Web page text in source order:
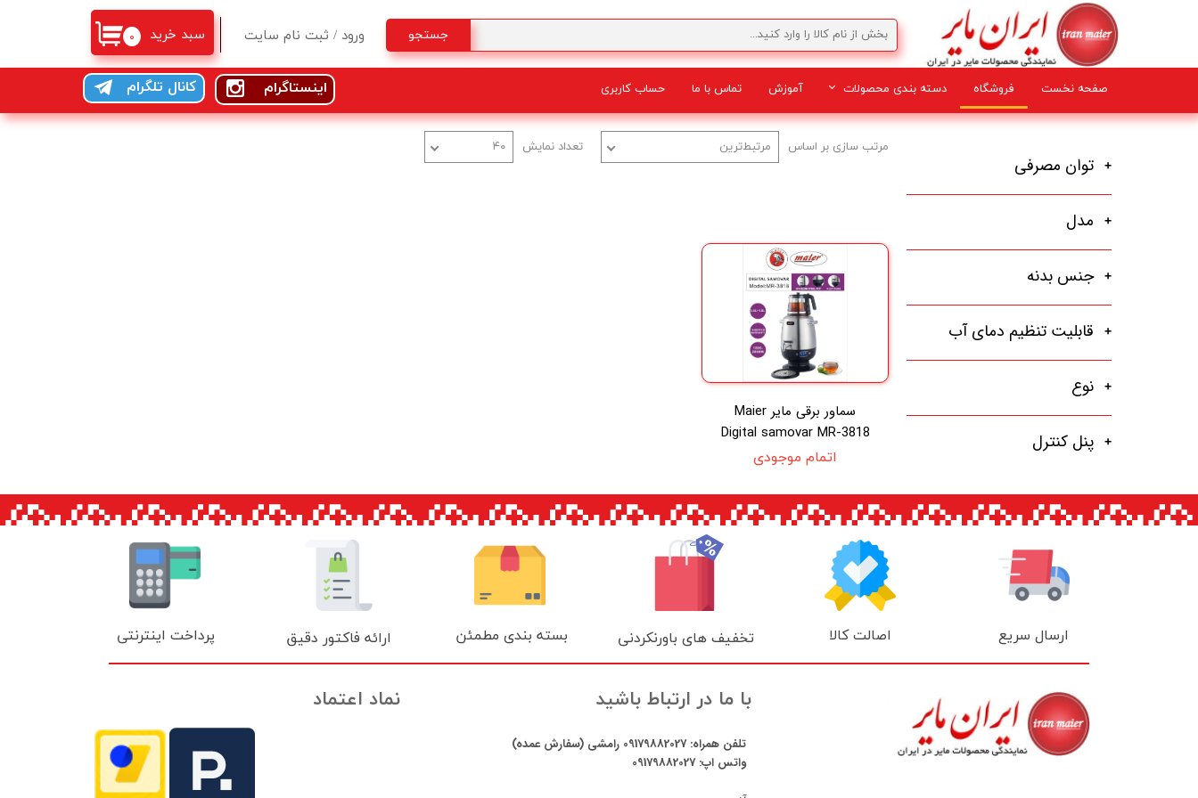
ورود / ثبت نام سایت
تغییر گذر واژه
جستجو
صفحه نخست فروشگاه دسته بندی محصولات آموزش تماس با ما حساب کاربری کانال تلگرام اینستاگرام
۰ سبد خرید
توان مصرفی
مدل
جنس بدنه
قابلیت تنظیم دمای آب
نوع
پنل کنترل
مرتب سازی بر اساس مرتبط‌ترین تعداد نمایش ۴۰
سماور برقی مایر Maier
Digital samovar MR-3818
اتمام موجودی
ارسال سریع اصالت کالا تخفیف های باورنکردنی بسته بندی مطمئن ارائه فاکتور دقیق پرداخت اینترنتی
نماد اعتماد با ما در ارتباط باشید
تلفن همراه:09179882027 رامشی (سفارش عمده)
واتس اپ:09179882027